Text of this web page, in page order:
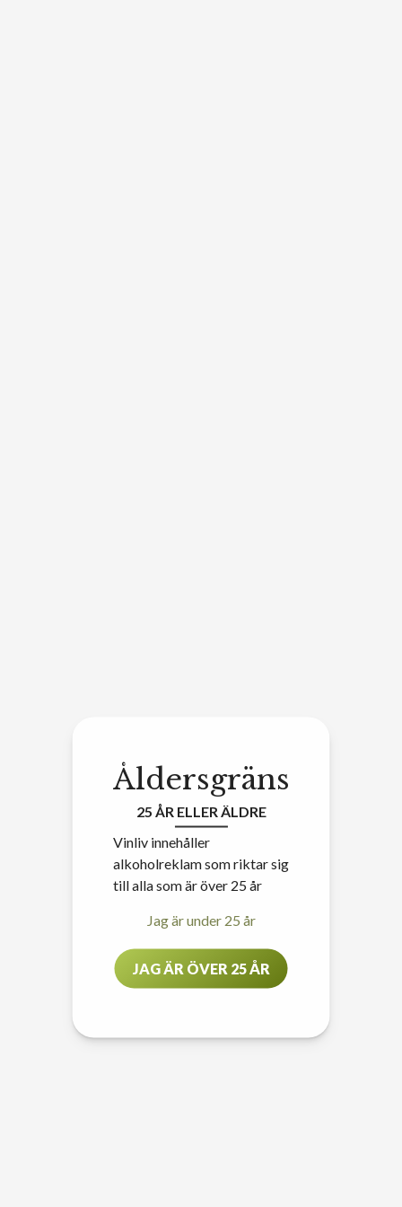
Åldersgräns
25 ÅR ELLER ÄLDRE
Vinliv innehåller
alkoholreklam som riktar sig
till alla som är över 25 år
Jag är under 25 år
JAG ÄR ÖVER 25 ÅR